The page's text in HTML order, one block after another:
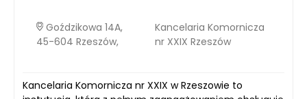
Goździkowa 14A,
45-604 Rzeszów,
Kancelaria Komornicza
nr XXIX Rzeszów
Kancelaria Komornicza nr XXIX w Rzeszowie to